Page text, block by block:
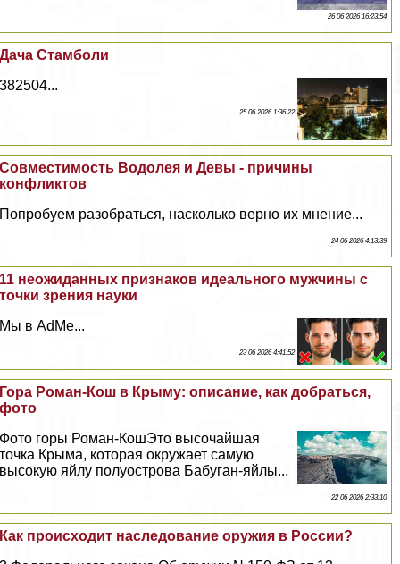
26 06 2026 16:23:54
Дача Стамболи
382504...
25 06 2026 1:36:22
Совместимость Водолея и Девы - причины
конфликтов
Попробуем разобраться, насколько верно их мнение...
24 06 2026 4:13:39
11 неожиданных признаков идеального мужчины с
точки зрения науки
Мы в AdMe...
23 06 2026 4:41:52
Гора Роман-Кош в Крыму: описание, как добраться,
фото
Фото горы Роман-КошЭто высочайшая
точка Крыма, которая окружает самую
высокую яйлу полуострова Бабуган-яйлы...
22 06 2026 2:33:10
Как происходит наследование оружия в России?